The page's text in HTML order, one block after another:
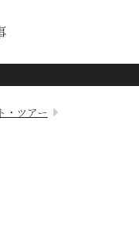
・ツアー